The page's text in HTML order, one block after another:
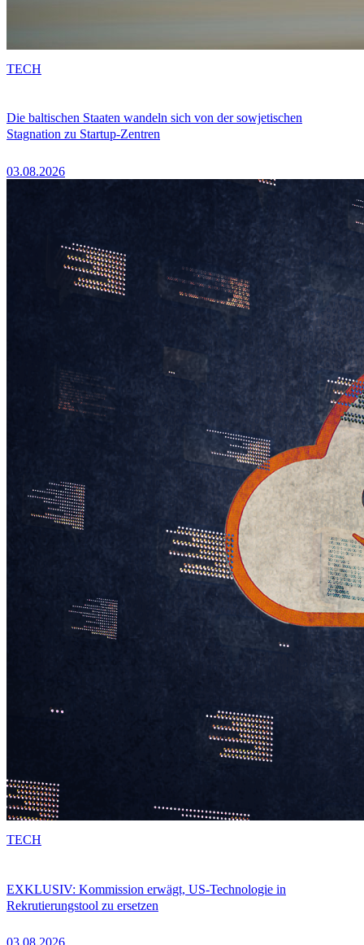
Die baltischen Staaten wandeln sich von der sowjetischen
Stagnation zu Startup-Zentren
03.08.2026
TECH
EXKLUSIV: Kommission erwägt, US-Technologie in
Rekrutierungstool zu ersetzen
TECH